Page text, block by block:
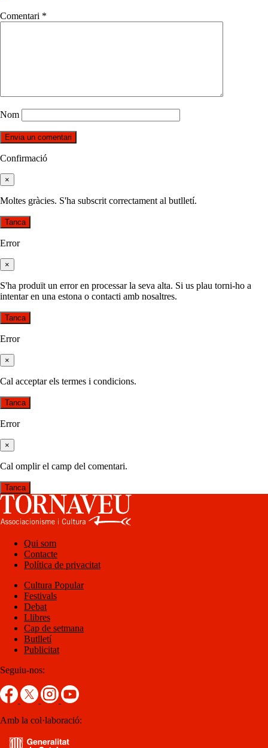
Comentari *
Nom
Confirmació
×
Moltes gràcies. S'ha subscrit correctament al butlletí.
Tanca
Error
×
S'ha produït un error en processar la seva alta. Si us plau torni-ho a
intentar en una estona o contacti amb nosaltres.
Tanca
Error
×
Cal acceptar els termes i condicions.
Tanca
Error
×
Cal omplir el camp del comentari.
Tanca
Qui som
Contacte
Política de privacitat
Cultura Popular
Festivals
Debat
Llibres
Cap de setmana
Butlletí
Publicitat
Seguiu-nos:
Amb la col·laboració: